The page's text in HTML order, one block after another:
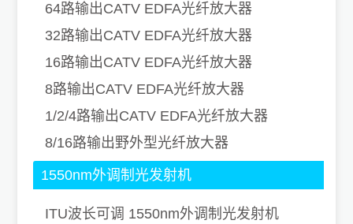
64路输出CATV EDFA光纤放大器
32路输出CATV EDFA光纤放大器
16路输出CATV EDFA光纤放大器
8路输出CATV EDFA光纤放大器
1/2/4路输出CATV EDFA光纤放大器
8/16路输出野外型光纤放大器
1550nm外调制光发射机
ITU波长可调 1550nm外调制光发射机